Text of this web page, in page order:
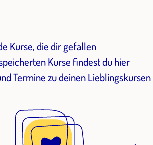
Kurse, die dir gefallen
Kurse findest du hier
Termine zu deinen Lieblingskursen